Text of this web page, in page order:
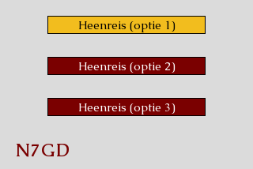
Heenreis (optie 1)
Heenreis (optie 2)
Heenreis (optie 3)
N7GD